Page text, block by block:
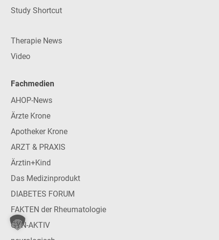
Study Shortcut
Therapie News
Video
Fachmedien
AHOP-News
Ärzte Krone
Apotheker Krone
ARZT & PRAXIS
Ärztin+Kind
Das Medizinprodukt
DIABETES FORUM
FAKTEN der Rheumatologie
GYN-AKTIV